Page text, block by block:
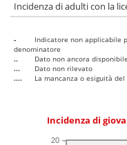
Incidenza di adulti con la
-
Indicatore non applicabile
denominatore
..
Dato non ancora disponibile
...
Dato non rilevato
....
La mancanza o esiguità
Incidenza di
20